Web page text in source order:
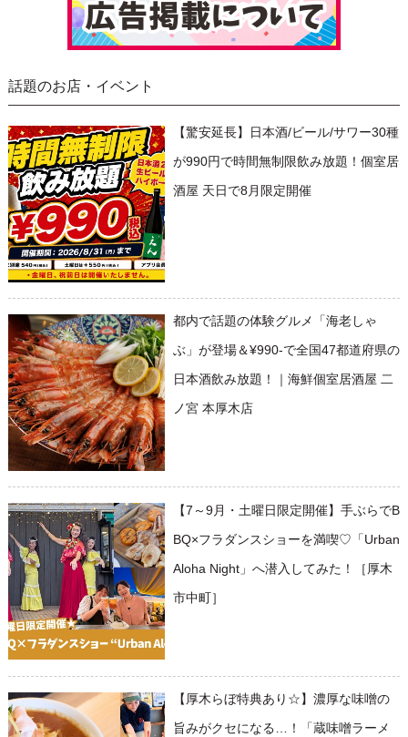
話題のお店・イベント
【驚安延長】日本酒/ビール/サワー30種
が990円で時間無制限飲み放題！個室居
酒屋 天日で8月限定開催
都内で話題の体験グルメ「海老しゃ
ぶ」が登場＆¥990-で全国47都道府県の
日本酒飲み放題！｜海鮮個室居酒屋 二
ノ宮 本厚木店
【7～9月・土曜日限定開催】手ぶらでB
BQ×フラダンスショーを満喫♡「Urban
Aloha Night」へ潜入してみた！［厚木
市中町］
【厚木らぼ特典あり☆】濃厚な味噌の
旨みがクセになる…！「蔵味噌ラーメ